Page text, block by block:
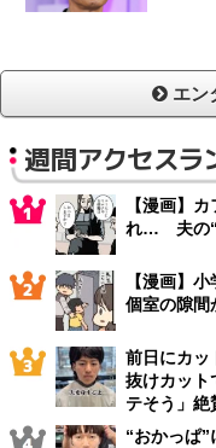
エン
週間アクセスラ
【漫画】
れ… 夫の“
【漫画】
個室の隙間
前日にカ
抜けカッ
テそう」絶
“おかっぱ